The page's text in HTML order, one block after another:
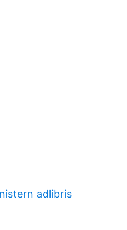
adlibris